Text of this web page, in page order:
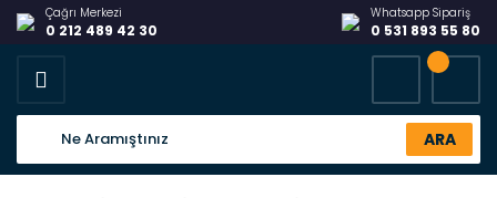
Çağrı Merkezi
0 212 489 42 30
Whatsapp Sipariş
0 531 893 55 80
ARA